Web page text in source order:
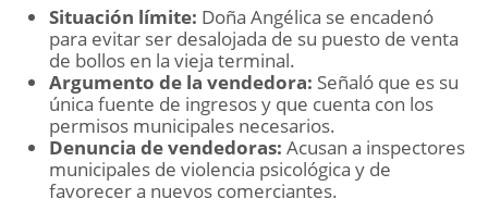
Situación límite: Doña Angélica se encadenó
para evitar ser desalojada de su puesto de venta
de bollos en la vieja terminal.
Argumento de la vendedora: Señaló que es su
única fuente de ingresos y que cuenta con los
permisos municipales necesarios.
Denuncia de vendedoras: Acusan a inspectores
municipales de violencia psicológica y de
favorecer a nuevos comerciantes.